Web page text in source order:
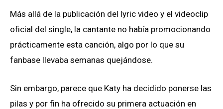
Más allá de la publicación del lyric video y el videoclip
oficial del single, la cantante no había promocionando
prácticamente esta canción, algo por lo que su
fanbase llevaba semanas quejándose.
Sin embargo, parece que Katy ha decidido ponerse las
pilas y por fin ha ofrecido su primera actuación en